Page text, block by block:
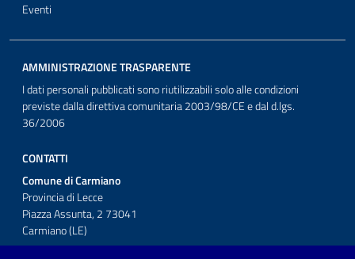
Eventi
AMMINISTRAZIONE TRASPARENTE
I dati personali pubblicati sono riutilizzabili solo alle condizioni
previste dalla direttiva comunitaria 2003/98/CE e dal d.lgs.
36/2006
CONTATTI
Comune di Carmiano
Provincia di Lecce
Piazza Assunta, 2 73041
Carmiano (LE)